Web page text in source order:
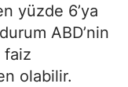
yüzde 6’ya
ABD’nin
faiz
olabilir.